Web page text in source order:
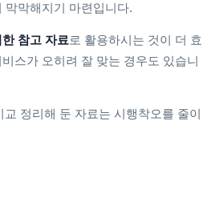
막막해지기 마련입니다.
참고 자료 로 활용하시는 것이 더 효
스가 오히려 잘 맞는 경우도 있습니
정리해 둔 자료는 시행착오를 줄이